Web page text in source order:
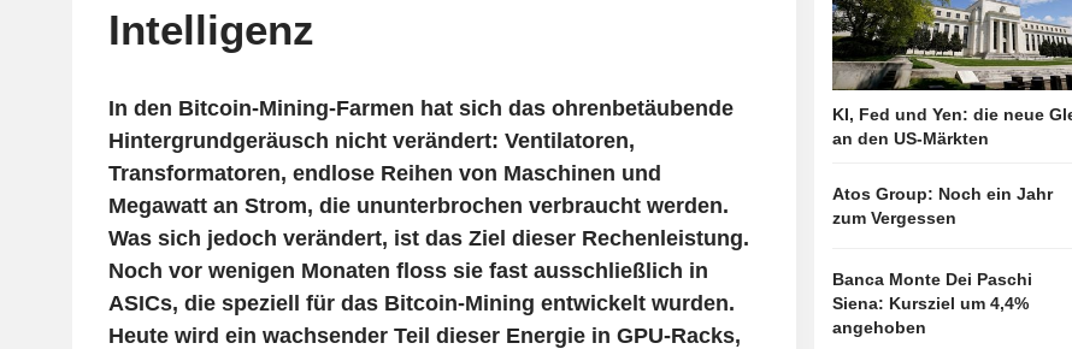
Intelligenz
In den Bitcoin-Mining-Farmen hat sich das ohrenbetäubende
Hintergrundgeräusch nicht verändert: Ventilatoren,
Transformatoren, endlose Reihen von Maschinen und
Megawatt an Strom, die ununterbrochen verbraucht werden.
Was sich jedoch verändert, ist das Ziel dieser Rechenleistung.
Noch vor wenigen Monaten floss sie fast ausschließlich in
ASICs, die speziell für das Bitcoin-Mining entwickelt wurden.
Heute wird ein wachsender Teil dieser Energie in GPU-Racks,
KI, Fed und Yen: die neue
an den US-Märkten
Atos Group: Noch ein Jahr
zum Vergessen
Banca Monte Dei Paschi
Siena: Kursziel um 4,4%
angehoben